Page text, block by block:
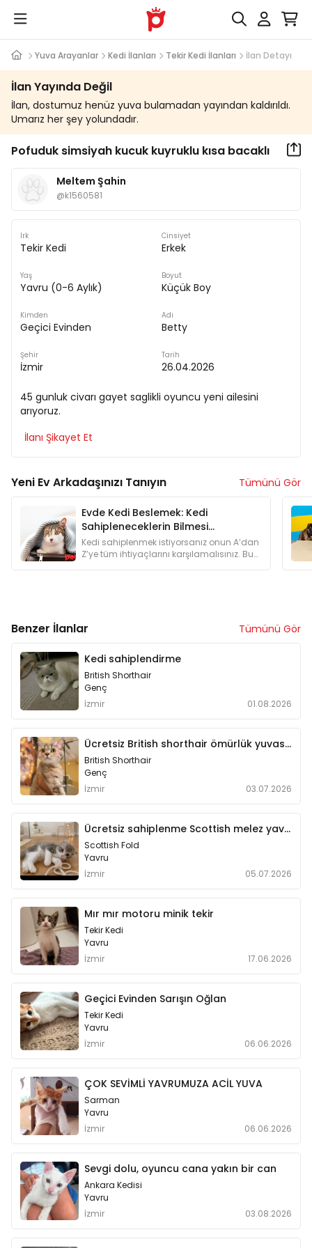
Yuva Arayanlar Kedi İlanları Tekir Kedi İlanları İlan Detayı
İlan Yayında Değil
İlan, dostumuz henüz yuva bulamadan yayından kaldırıldı.
Umarız her şey yolundadır.
Pofuduk simsiyah kucuk kuyruklu kısa bacaklı
Meltem Şahin
@k1560581
Irk
Tekir Kedi
Cinsiyet
Erkek
Yaş
Yavru (0-6 Aylık)
Boyut
Küçük Boy
Kimden
Geçici Evinden
Adı
Betty
Şehir
İzmir
Tarih
26.04.2026
45 gunluk civarı gayet saglikli oyuncu yeni ailesini
arıyoruz.
İlanı Şikayet Et
Yeni Ev Arkadaşınızı Tanıyın Tümünü Gör
Evde Kedi Beslemek: Kedi
Sahipleneceklerin Bilmesi
Gerekenler
Kedi sahiplenmek istiyorsanız onun A’dan
Z’ye tüm ihtiyaçlarını karşılamalısınız. Bu
Benzer İlanlar Tümünü Gör
Kedi sahiplendirme
British Shorthair
Genç
İzmir
01.08.2026
Ücretsiz British shorthair ömürlük yuvasını arıyor
British Shorthair
Genç
İzmir
03.07.2026
Ücretsiz sahiplenme Scottish melez yavru
Scottish Fold
Yavru
İzmir
05.07.2026
Mır mır motoru minik tekir
Tekir Kedi
Yavru
İzmir
17.06.2026
Geçici Evinden Sarışın Oğlan
Tekir Kedi
Yavru
İzmir
06.06.2026
ÇOK SEVİMLİ YAVRUMUZA ACİL YUVA
Sarman
Yavru
İzmir
06.06.2026
Sevgi dolu, oyuncu cana yakın bir can
Ankara Kedisi
Yavru
İzmir
03.08.2026